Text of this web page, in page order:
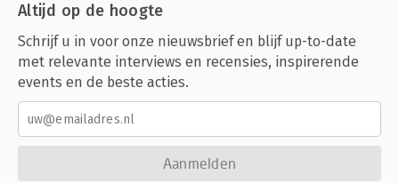
Altijd op de hoogte
Schrijf u in voor onze nieuwsbrief en blijf up-to-date
met relevante interviews en recensies, inspirerende
events en de beste acties.
Aanmelden